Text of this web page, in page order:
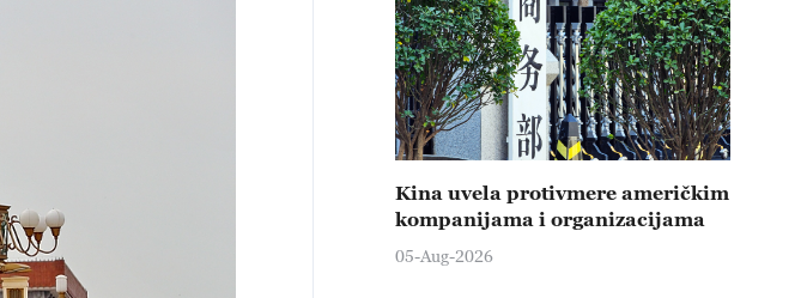
Kina uvela protivmere američkim
kompanijama i organizacijama
05-Aug-2026